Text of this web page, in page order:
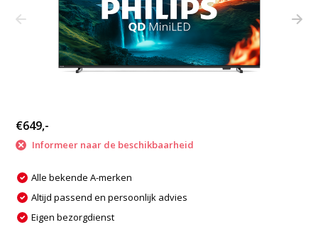
€649,-
Informeer naar de beschikbaarheid
Alle bekende A-merken
Altijd passend en persoonlijk advies
Eigen bezorgdienst